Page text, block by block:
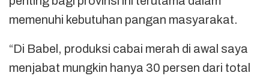
memenuhi kebutuhan pangan masyarakat.
“Di Babel, produksi cabai merah di awal saya
menjabat mungkin hanya 30 persen dari total